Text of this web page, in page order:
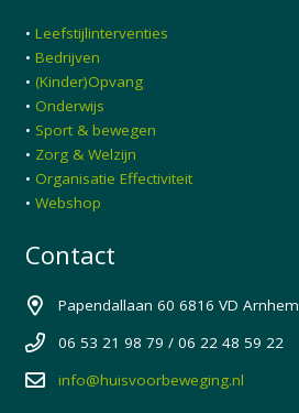
• Leefstijlinterventies
• Bedrijven
• (Kinder)Opvang
• Onderwijs
• Sport & bewegen
• Zorg & Welzijn
• Organisatie Effectiviteit
• Webshop
Contact
Papendallaan 60 6816 VD Arnhem
06 53 21 98 79 / 06 22 48 59 22
info@huisvoorbeweging.nl